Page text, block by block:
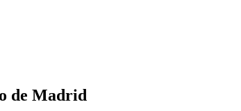
de Madrid